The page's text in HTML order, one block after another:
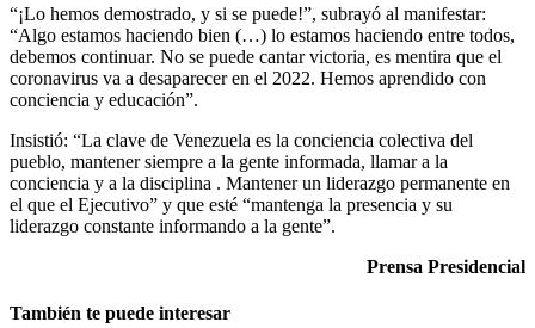
“¡Lo hemos demostrado, y si se puede!”, subrayó al manifestar:
“Algo estamos haciendo bien (…) lo estamos haciendo entre todos,
debemos continuar. No se puede cantar victoria, es mentira que el
coronavirus va a desaparecer en el 2022. Hemos aprendido con
conciencia y educación”.
Insistió: “La clave de Venezuela es la conciencia colectiva del
pueblo, mantener siempre a la gente informada, llamar a la
conciencia y a la disciplina . Mantener un liderazgo permanente en
el que el Ejecutivo” y que esté “mantenga la presencia y su
liderazgo constante informando a la gente”.
Prensa Presidencial
También te puede interesar